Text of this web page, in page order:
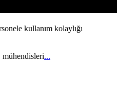
kullanım kolaylığı
...